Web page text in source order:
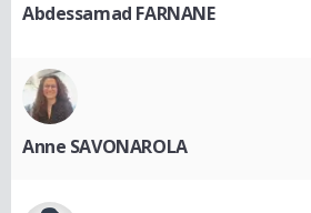
Abdessamad FARNANE
Anne SAVONAROLA